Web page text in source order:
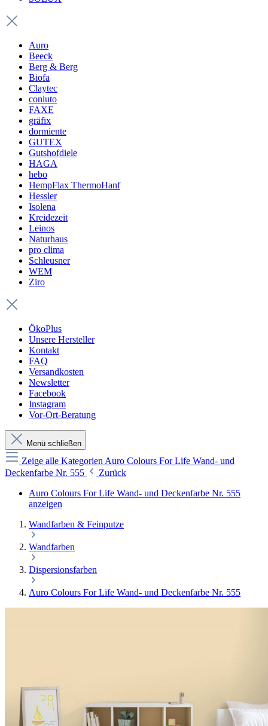
Auro
Beeck
Berg & Berg
Biofa
Claytec
conluto
FAXE
gräfix
dormiente
GUTEX
Gutshofdiele
HAGA
hebo
HempFlax ThermoHanf
Hessler
Isolena
Kreidezeit
Leinos
Naturhaus
pro clima
Schleusner
WEM
Ziro
ÖkoPlus
Unsere Hersteller
Kontakt
FAQ
Versandkosten
Newsletter
Facebook
Instagram
Vor-Ort-Beratung
Menü schließen
Zeige alle Kategorien Auro Colours For Life Wand- und
Deckenfarbe Nr. 555
Zurück
Auro Colours For Life Wand- und Deckenfarbe Nr. 555
anzeigen
Wandfarben & Feinputze
Wandfarben
Dispersionsfarben
Auro Colours For Life Wand- und Deckenfarbe Nr. 555